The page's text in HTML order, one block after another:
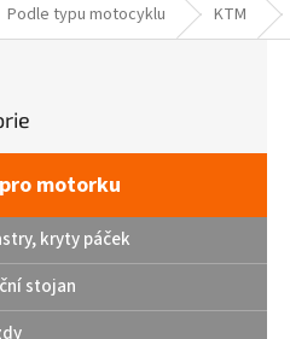
Podle typu motocyklu KTM
motorku
kryty páček
stojan